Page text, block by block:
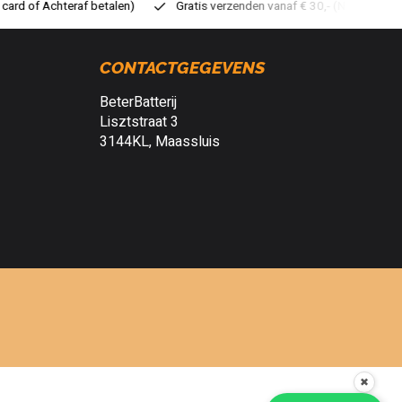
verzenden vanaf € 30,- (NL) Verzendkosten € 2,95 (NL)
CONTACTGEGEVENS
BeterBatterij
Lisztstraat 3
3144KL, Maassluis
✖